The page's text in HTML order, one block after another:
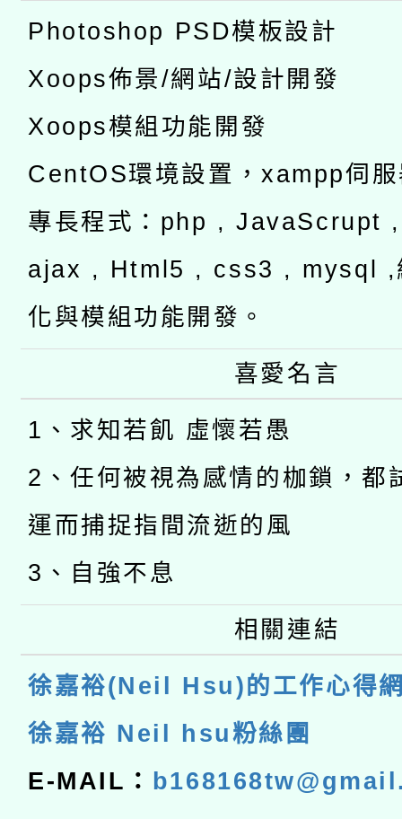
Photoshop PSD模板設計
Xoops佈景/網站/設計開發
Xoops模組功能開發
CentOS環境設置，xampp伺
專長程式：php , JavaScrupt
ajax , Html5 , css3 , mysql ,
化與模組功能開發。
喜愛名言
1、求知若飢 虛懷若愚
2、任何被視為感情的枷鎖，都
運而捕捉指間流逝的風
3、自強不息
相關連結
徐嘉裕(Neil Hsu)的工作心得
徐嘉裕 Neil hsu粉絲團
E-MAIL：